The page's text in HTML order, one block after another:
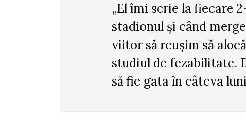
„El îmi scrie la fiecare
stadionul și când
viitor să reușim să
studiul de fezabilitate.
să fie gata în câteva